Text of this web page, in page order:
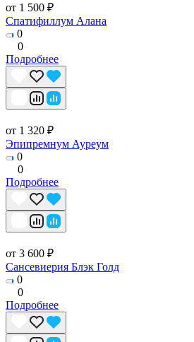
от 1 500 ₽
Спатифиллум Алана
0
0
Подробнее
от 1 320 ₽
Эпипремнум Ауреум
0
0
Подробнее
от 3 600 ₽
Сансевиерия Блэк Голд
0
0
Подробнее